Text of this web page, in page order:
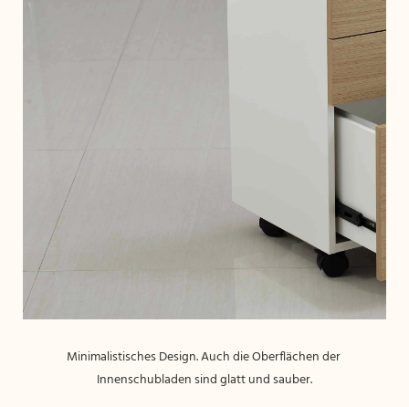
Minimalistisches Design. Auch die Oberflächen der